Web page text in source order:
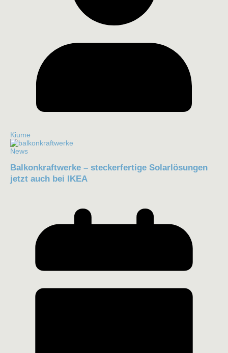
Kiume
News
Balkonkraftwerke – steckerfertige Solarlösungen
jetzt auch bei IKEA